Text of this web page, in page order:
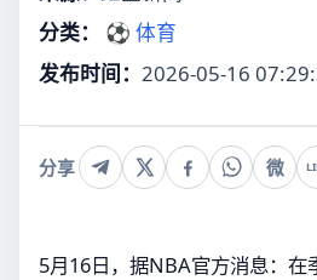
分类：
⚽ 体育
发布时间： 2026-05-16
分享 微
5月16日，据NBA官方消息：在